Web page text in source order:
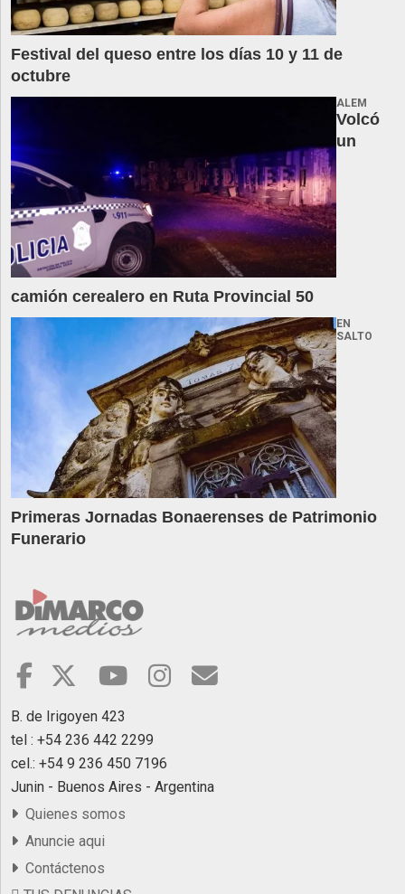
Festival del queso entre los días 10 y 11 de
octubre
ALEM
Volcó
un
camión cerealero en Ruta Provincial 50
EN
SALTO
Primeras Jornadas Bonaerenses de Patrimonio
Funerario
B. de Irigoyen 423
tel : +54 236 442 2299
cel.: +54 9 236 450 7196
Junin - Buenos Aires - Argentina
Quienes somos
Anuncie aqui
Contáctenos